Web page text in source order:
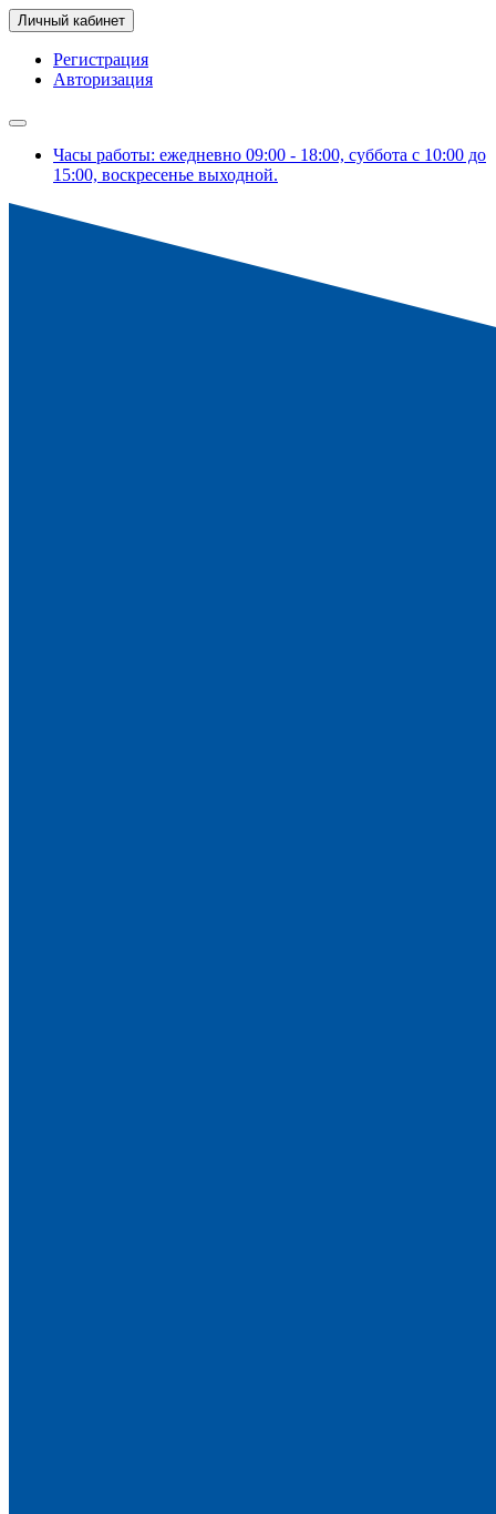
Личный кабинет
Регистрация
Авторизация
Часы работы: ежедневно 09:00 - 18:00, суббота с 10:00 до
15:00, воскресенье выходной.